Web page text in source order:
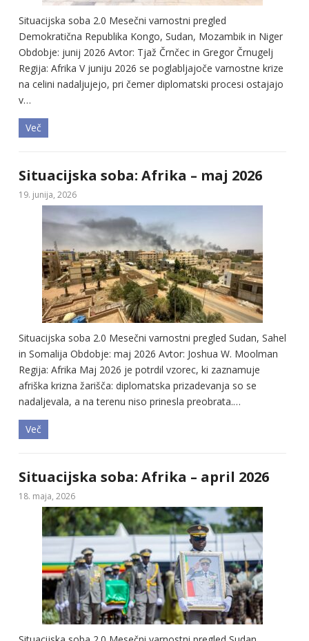
Situacijska soba 2.0 Mesečni varnostni pregled
Demokratična Republika Kongo, Sudan, Mozambik in Niger
Obdobje: junij 2026 Avtor: Tjaž Črnčec in Gregor Črnugelj
Regija: Afrika V juniju 2026 se poglabljajoče varnostne krize
na celini nadaljujejo, pri čemer diplomatski procesi ostajajo
v…
Več
Situacijska soba: Afrika – maj 2026
19. junija, 2026
Situacijska soba 2.0 Mesečni varnostni pregled Sudan, Sahel
in Somalija Obdobje: maj 2026 Avtor: Joshua W. Moolman
Regija: Afrika Maj 2026 je potrdil vzorec, ki zaznamuje
afriška krizna žarišča: diplomatska prizadevanja so se
nadaljevala, a na terenu niso prinesla preobrata.…
Več
Situacijska soba: Afrika – april 2026
18. maja, 2026